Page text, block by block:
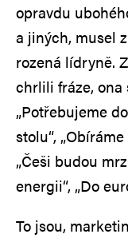
opravdu
a jiných, musel
rozená lídryně.
chrlili fráze, ona
„Potřebujeme
stolu“,
„Češi budou
energii“, „Do
To jsou,